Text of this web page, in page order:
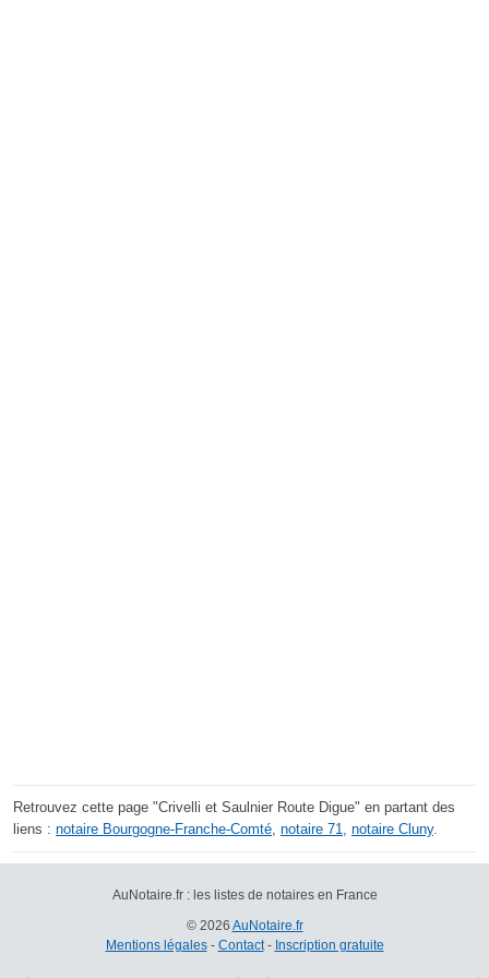
Retrouvez cette page "Crivelli et Saulnier Route Digue" en partant des
liens : notaire Bourgogne-Franche-Comté, notaire 71, notaire Cluny.
AuNotaire.fr : les listes de notaires en France
© 2026 AuNotaire.fr
Mentions légales- Contact- Inscription gratuite